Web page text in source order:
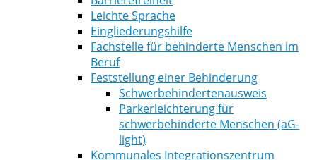
Leichte Sprache
Eingliederungshilfe
Fachstelle für behinderte Menschen im
Beruf
Feststellung einer Behinderung
Schwerbehindertenausweis
Parkerleichterung für
schwerbehinderte Menschen (aG-
light)
Kommunales Integrationszentrum